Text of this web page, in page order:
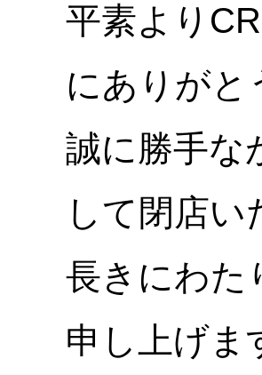
平素より
にありがと
誠に勝手な
して閉店い
長きにわた
申し上げま